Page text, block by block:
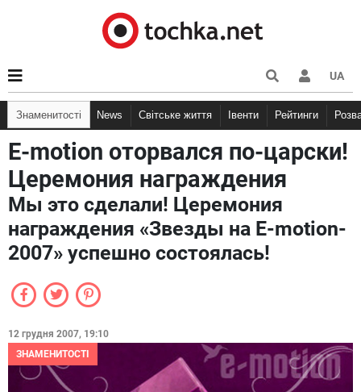
UA
Знаменитості News Світське життя Івенти Рейтинги
E-motion оторвался по-царски!
Церемония награждения
Мы это сделали! Церемония
награждения «Звезды на E-motion-
2007» успешно состоялась!
12 грудня 2007, 19:10
ЗНАМЕНИТОСТІ